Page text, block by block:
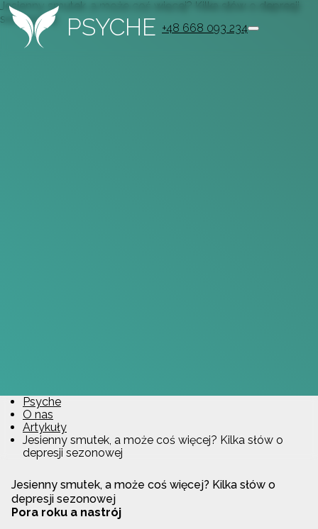
PSYCHE +48 668 093 234
Jesienny smutek, a może coś więcej? Kilka słów o depresji
sezonowej
Psyche
O nas
Artykuły
Jesienny smutek, a może coś więcej? Kilka słów o
depresji sezonowej
Jesienny smutek, a może coś więcej? Kilka słów o
depresji sezonowej
Pora roku a nastrój